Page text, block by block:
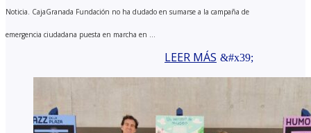
Noticia. CajaGranada Fundación no ha dudado en sumarse a la campaña de
emergencia ciudadana puesta en marcha en ...
LEER MÁS